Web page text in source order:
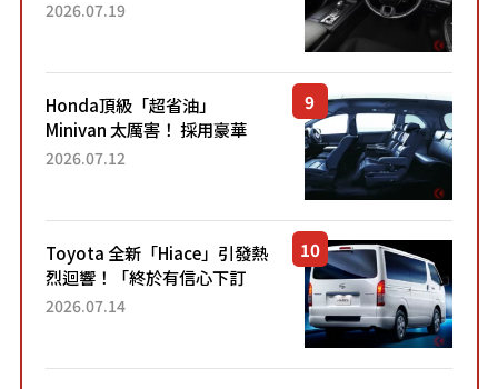
採用由「匠人技藝」打造的
2026.07.19
Honda頂級「超省油」
Minivan 太厲害！ 採用豪華
「真皮座椅」與專屬「黑色內
「三...
2026.07.12
Toyota 全新「Hiace」引發熱
烈迴響！「終於有信心下訂
了！」「哪個等級交車最
車？...
2026.07.14